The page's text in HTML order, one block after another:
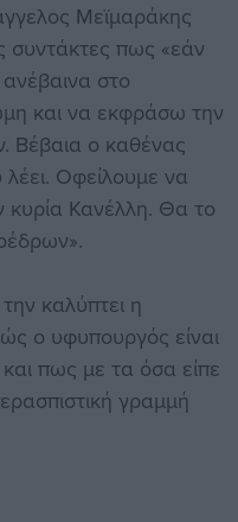
Μεϊμαράκης
συντάκτες πως «εάν
στο
και να εκφράσω την
Βέβαια ο καθένας
Οφείλουμε να
Κανέλλη. Θα το
καλύπτει η
ο υφυπουργός είναι
πως με τα όσα είπε
γραμμή